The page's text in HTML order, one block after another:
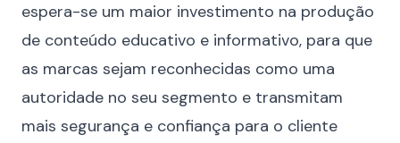
espera-se um maior investimento na produção
de conteúdo educativo e informativo, para que
as marcas sejam reconhecidas como uma
autoridade no seu segmento e transmitam
mais segurança e confiança para o cliente